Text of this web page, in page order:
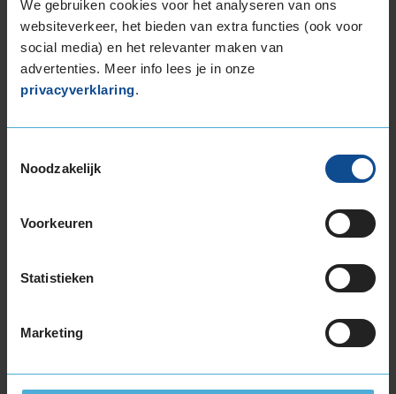
We gebruiken cookies voor het analyseren van ons
websiteverkeer, het bieden van extra functies (ook voor
social media) en het relevanter maken van
advertenties. Meer info lees je in onze
privacyverklaring.
Noodzakelijk
Voorkeuren
Statistieken
Marketing
215/55R16 97V EXTRALOAD
215/60R16 99V EXTRALOAD
215/65R16 102V EXTRALOAD
215/65R16 98H
215/70R16 100H
235/60R16 104V EXTRALOAD
175/65R17 87H
205/45R17 88W EXTRALOAD
205/50R17 93W EXTRALOAD
205/60R17 97W EXTRALOAD